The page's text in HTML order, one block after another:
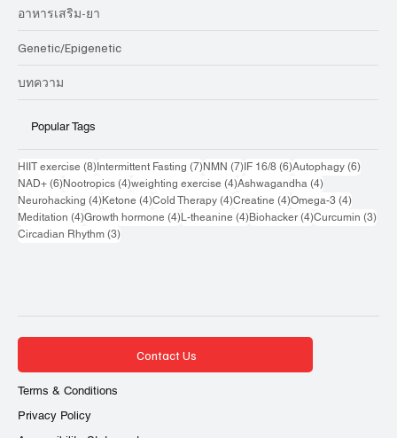
อาหารเสริม-ยา
Genetic/Epigenetic
บทความ
Popular Tags
HIIT exercise (8)8 กระทู้
Intermittent Fasting (7)7 กระทู้
NMN (7)7 กระทู้
IF 16/8 (6)6 กระทู้
Autophagy (6)6 กระทู้
NAD+ (6)6 กระทู้
Nootropics (4)4 กระทู้
weighting exercise (4)4 กระทู้
Ashwagandha (4)4 กระทู้
Neurohacking (4)4 กระทู้
Ketone (4)4 กระทู้
Cold Therapy (4)4 กระทู้
Creatine (4)4 กระทู้
Omega-3 (4)4 กระทู้
Meditation (4)4 กระทู้
Growth hormone (4)4 กระทู้
L-theanine (4)4 กระทู้
Biohacker (4)4 กระทู้
Curcumin (3)3 ก
Circadian Rhythm (3)3 กระทู้
Contact Us
Terms & Conditions
Privacy Policy